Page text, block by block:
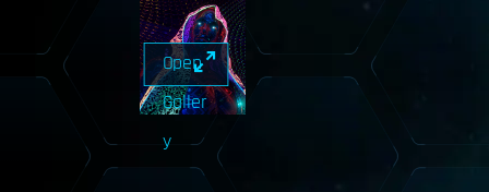
Open
Galler
y